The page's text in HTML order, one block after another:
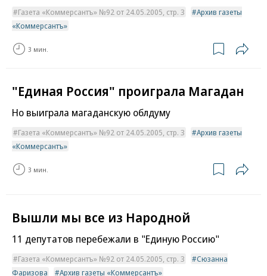
Газета «Коммерсантъ» №92 от 24.05.2005, стр. 3
Архив газеты
«Коммерсантъ»
3 мин.
"Единая Россия" проиграла Магадан
Но выиграла магаданскую облдуму
Газета «Коммерсантъ» №92 от 24.05.2005, стр. 3
Архив газеты
«Коммерсантъ»
3 мин.
Вышли мы все из Народной
11 депутатов перебежали в "Единую Россию"
Газета «Коммерсантъ» №92 от 24.05.2005, стр. 3
Сюзанна
Фаризова
Архив газеты «Коммерсантъ»